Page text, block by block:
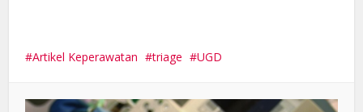
Artikel Keperawatan triage UGD